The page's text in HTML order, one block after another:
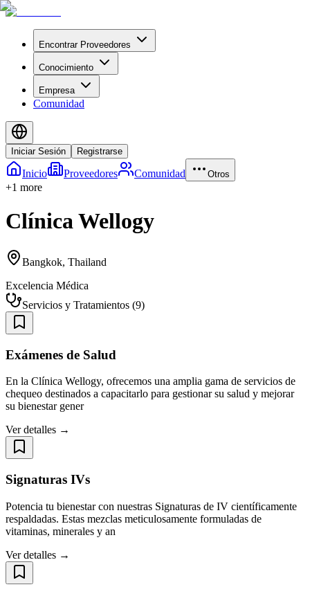
Encontrar Proveedores
Conocimiento
Empresa
Comunidad
Iniciar Sesión Registrarse
Inicio Proveedores Comunidad Otros
+1 more
Clínica Wellogy
Bangkok, Thailand
Excelencia Médica
Servicios y Tratamientos (9)
Exámenes de Salud
En la Clínica Wellogy, ofrecemos una amplia gama de servicios de
chequeo destinados a capacitarlo para gestionar su salud y mejorar
su bienestar gener
Ver detalles →
Signaturas IVs
Potencia tu bienestar con nuestras Signaturas de IV científicamente
respaldadas. Estas mezclas meticulosamente formuladas de
vitaminas, minerales y an
Ver detalles →